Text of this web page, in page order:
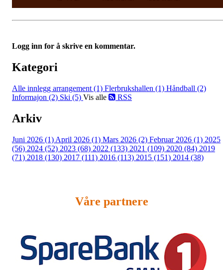
Logg inn for å skrive en kommentar.
Kategori
Alle innlegg arrangement (1) Flerbrukshallen (1) Håndball (2)
Informajon (2) Ski (5) Vis alle RSS
Arkiv
Juni 2026 (1) April 2026 (1) Mars 2026 (2) Februar 2026 (1) 2025
(56) 2024 (52) 2023 (68) 2022 (133) 2021 (109) 2020 (84) 2019
(71) 2018 (130) 2017 (111) 2016 (113) 2015 (151) 2014 (38)
Våre partnere